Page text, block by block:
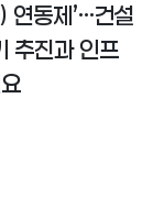
연동제’…건설
추진과 인프